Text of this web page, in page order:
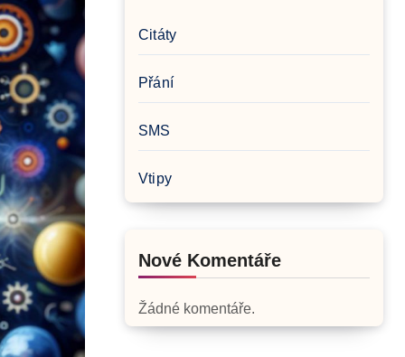
Citáty
Přání
SMS
Vtipy
Nové Komentáře
Žádné komentáře.